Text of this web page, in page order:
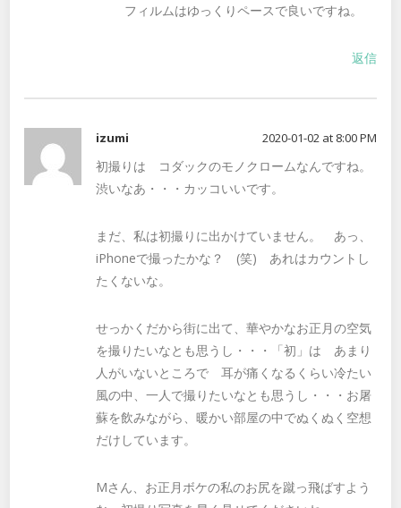
フィルムはゆっくりペースで良いですね。
返信
izumi 2020-01-02 at 8:00 PM
初撮りは コダックのモノクロームなんですね。
渋いなあ・・・カッコいいです。
まだ、私は初撮りに出かけていません。 あっ、
iPhoneで撮ったかな？ (笑) あれはカウントし
たくないな。
せっかくだから街に出て、華やかなお正月の空気
を撮りたいなとも思うし・・・「初」は あまり
人がいないところで 耳が痛くなるくらい冷たい
風の中、一人で撮りたいなとも思うし・・・お屠
蘇を飲みながら、暖かい部屋の中でぬくぬく空想
だけしています。
Mさん、お正月ボケの私のお尻を蹴っ飛ばすよう